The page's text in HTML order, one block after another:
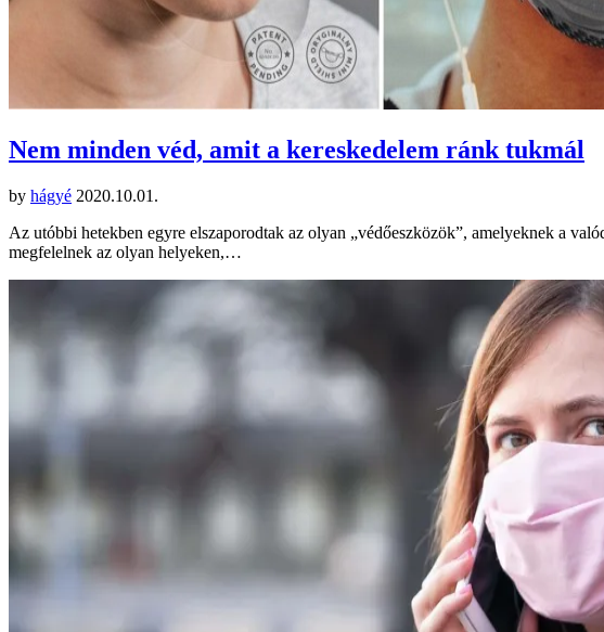
Nem minden véd, amit a kereskedelem ránk tukmál
by hágyé 2020.10.01.
Az utóbbi hetekben egyre elszaporodtak az olyan „védőeszközök”, amelyeknek a
megfelelnek az olyan helyeken,…